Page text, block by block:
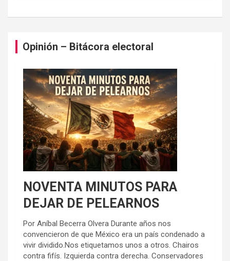
Opinión – Bitácora electoral
NOVENTA MINUTOS PARA
DEJAR DE PELEARNOS
Por Aníbal Becerra Olvera Durante años nos
convencieron de que México era un país condenado a
vivir dividido.Nos etiquetamos unos a otros. Chairos
contra fifís. Izquierda contra derecha. Conservadores